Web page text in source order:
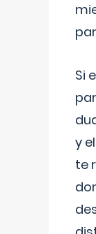
Si
y
te